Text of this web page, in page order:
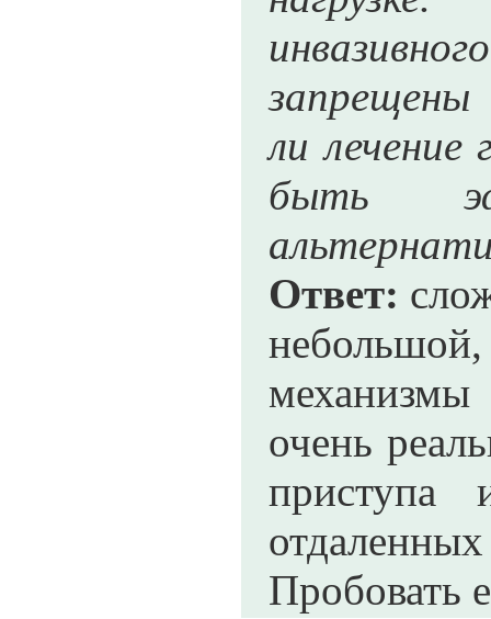
ли лечение
быть
Ответ:
механизмы
очень
приступа
Пробовать